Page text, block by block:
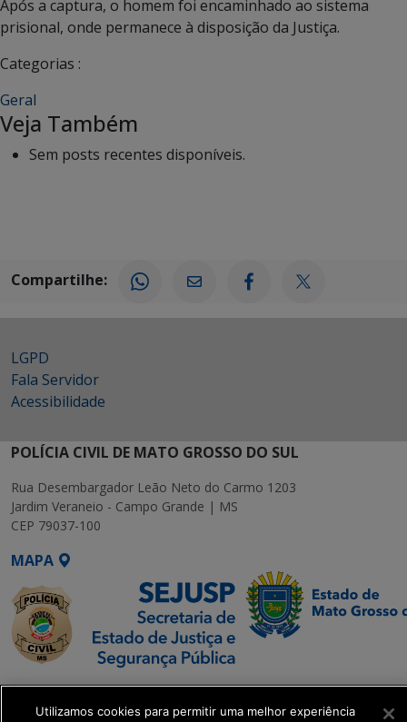
Após a captura, o homem foi encaminhado ao sistema
prisional, onde permanece à disposição da Justiça.
Categorias :
Geral
Veja Também
Sem posts recentes disponíveis.
Compartilhe:
LGPD
Fala Servidor
Acessibilidade
POLÍCIA CIVIL DE MATO GROSSO DO SUL
Rua Desembargador Leão Neto do Carmo 1203
Jardim Veraneio - Campo Grande | MS
CEP 79037-100
MAPA
SETDIG | Secretaria-
Executiva de
Utilizamos cookies para permitir uma melhor experiência